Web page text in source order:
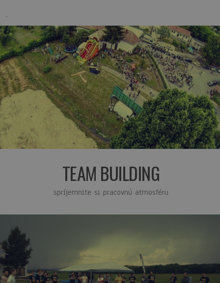
.
TEAM BUILDING
spríjemnite si pracovnú atmosféru